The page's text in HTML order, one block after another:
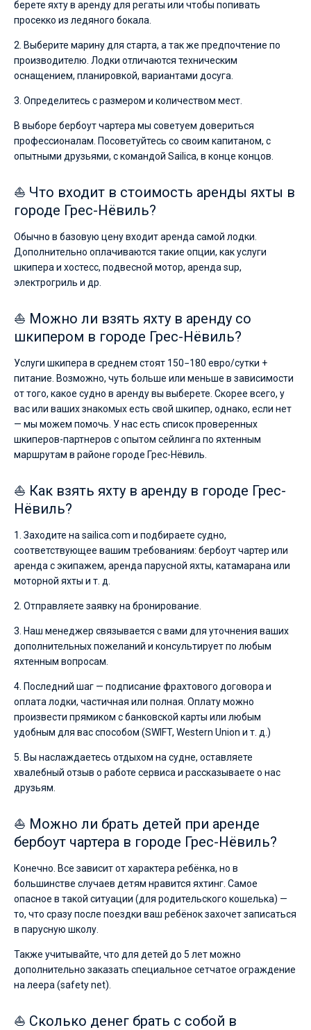
берете яхту в аренду для регаты или чтобы попивать
просекко из ледяного бокала.
2. Выберите марину для старта, а так же предпочтение по
производителю. Лодки отличаются техническим
оснащением, планировкой, вариантами досуга.
3. Определитесь с размером и количеством мест.
В выборе бербоут чартера мы советуем довериться
профессионалам. Посоветуйтесь со своим капитаном, с
опытными друзьями, с командой Sailica, в конце концов.
⛵ Что входит в стоимость аренды яхты в
городе Грес-Нёвиль?
Обычно в базовую цену входит аренда самой лодки.
Дополнительно оплачиваются такие опции, как услуги
шкипера и хостесс, подвесной мотор, аренда sup,
электрогриль и др.
⛵ Можно ли взять яхту в аренду со
шкипером в городе Грес-Нёвиль?
Услуги шкипера в среднем стоят 150−180 евро/сутки +
питание. Возможно, чуть больше или меньше в зависимости
от того, какое судно в аренду вы выберете. Скорее всего, у
вас или ваших знакомых есть свой шкипер, однако, если нет
— мы можем помочь. У нас есть список проверенных
шкиперов-партнеров с опытом сейлинга по яхтенным
маршрутам в районе городе Грес-Нёвиль.
⛵ Как взять яхту в аренду в городе Грес-
Нёвиль?
1. Заходите на sailica.com и подбираете судно,
соответствующее вашим требованиям: бербоут чартер или
аренда с экипажем, аренда парусной яхты, катамарана или
моторной яхты и т. д.
2. Отправляете заявку на бронирование.
3. Наш менеджер связывается с вами для уточнения ваших
дополнительных пожеланий и консультирует по любым
яхтенным вопросам.
4. Последний шаг — подписание фрахтового договора и
оплата лодки, частичная или полная. Оплату можно
произвести прямиком с банковской карты или любым
удобным для вас способом (SWIFT, Western Union и т. д.)
5. Вы наслаждаетесь отдыхом на судне, оставляете
хвалебный отзыв о работе сервиса и рассказываете о нас
друзьям.
⛵ Можно ли брать детей при аренде
бербоут чартера в городе Грес-Нёвиль?
Конечно. Все зависит от характера ребёнка, но в
большинстве случаев детям нравится яхтинг. Самое
опасное в такой ситуации (для родительского кошелька) —
то, что сразу после поездки ваш ребёнок захочет записаться
в парусную школу.
Также учитывайте, что для детей до 5 лет можно
дополнительно заказать специальное сетчатое ограждение
на леера (safety net).
⛵ Сколько денег брать с собой в